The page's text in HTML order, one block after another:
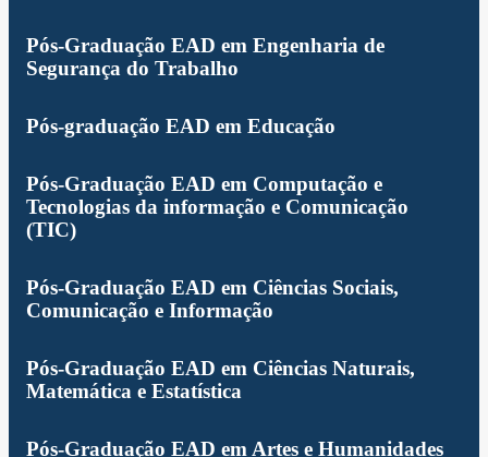
Pós-Graduação EAD em Engenharia de
Segurança do Trabalho
Pós-graduação EAD em Educação
Pós-Graduação EAD em Computação e
Tecnologias da informação e Comunicação
(TIC)
Pós-Graduação EAD em Ciências Sociais,
Comunicação e Informação
Pós-Graduação EAD em Ciências Naturais,
Matemática e Estatística
Pós-Graduação EAD em Artes e Humanidades